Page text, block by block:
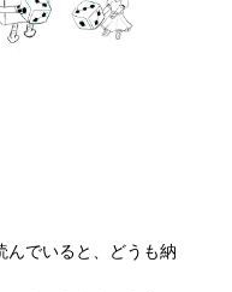
んでいると、どうも納